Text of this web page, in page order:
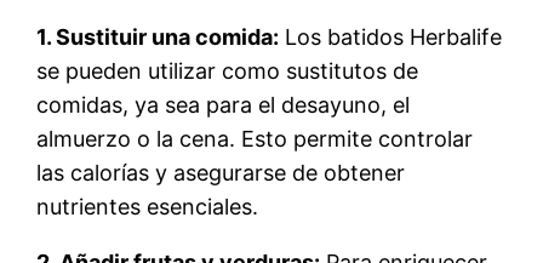
1. Sustituir una comida: Los batidos Herbalife
se pueden utilizar como sustitutos de
comidas, ya sea para el desayuno, el
almuerzo o la cena. Esto permite controlar
las calorías y asegurarse de obtener
nutrientes esenciales.